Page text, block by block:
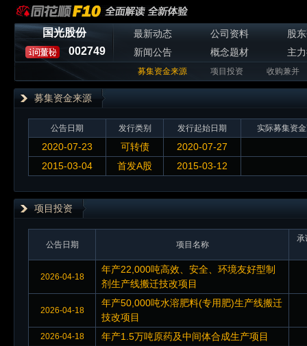
国光股份
002749
最新动态 公司资料
股
新闻公告
概念题材 主
募集资金来源 项目投资 收购兼并
募集资金来源
公告日期 发行类别 发行起始日期 实际募集资
2020-07-23 可转债
2020-07-27
2015-03-04
首发A股 2015-03-12
项目投资
公告日期 项目名称
承
2026-04-18
年产22,000吨高效、安全、环境友好型制
剂生产线搬迁技改项目
2026-04-18
年产50,000吨水溶肥料(专用肥)生产线搬迁
技改项目
2026-04-18 年产1.5万吨原药及中间体合成生产项目